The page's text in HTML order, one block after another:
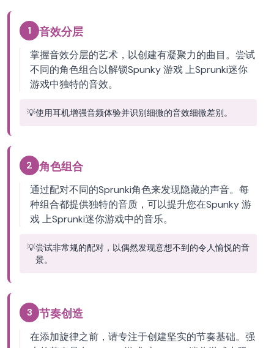
1 音效分层
掌握音效分层的艺术，以创建有凝聚力的曲目。尝试
不同的角色组合以解锁Spunky 游戏 上Sprunki迷你
游戏中独特的音效。
💡使用耳机增强音频体验并识别细微的音效细微差别。
2 角色组合
通过配对不同的Sprunki角色来发现隐藏的声音。每
种组合都提供独特的音质，可以提升您在Spunky 游
戏 上Sprunki迷你游戏中的音乐。
💡尝试非常规的配对，以偶然发现意想不到的令人愉悦的音
景。
3 节奏创造
在添加旋律之前，请专注于创建坚实的节奏基础。强